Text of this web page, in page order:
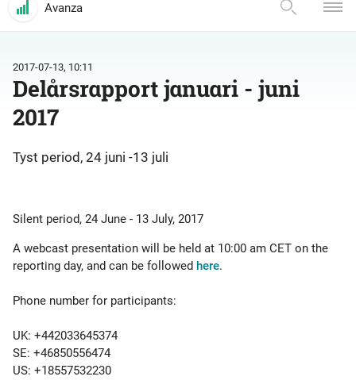
Avanza
2017-07-13, 10:11
Delårsrapport januari - juni
2017
Tyst period, 24 juni -13 juli
Silent period, 24 June - 13 July, 2017
A webcast presentation will be held at 10:00 am CET on the
reporting day, and can be followed here.
Phone number for participants:
UK: +442033645374
SE: +46850556474
US: +18557532230